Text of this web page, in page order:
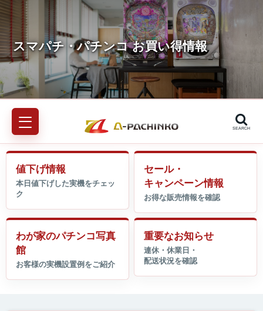
SEARCH
値下げ情報
セール・
キャンペーン情報
わが家のパチンコ写真
館
重要なお知らせ